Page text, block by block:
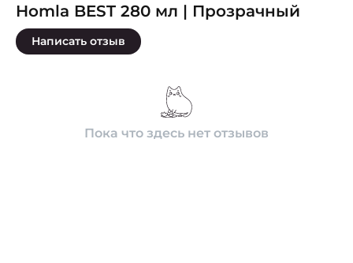
Homla BEST 280 мл | Прозрачный
Написать отзыв
Пока что здесь нет отзывов